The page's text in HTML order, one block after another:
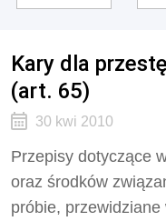
Kary dla
(art. 65)
30 kwi 2010
Przepisy dotyczące
oraz środków
próbie,